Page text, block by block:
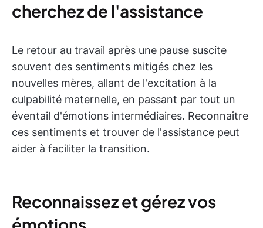
cherchez de l'assistance
Le retour au travail après une pause suscite
souvent des sentiments mitigés chez les
nouvelles mères, allant de l'excitation à la
culpabilité maternelle, en passant par tout un
éventail d'émotions intermédiaires. Reconnaître
ces sentiments et trouver de l'assistance peut
aider à faciliter la transition.
Reconnaissez et gérez vos